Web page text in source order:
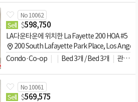
No 10062
Sell $598,750
LA다운타운에 위치한 La Fayette 200 HOA #5
200 South Lafayette Park Place, Los
Condo·Co-op
Bed 3개 / Bed 3개 관리비문의
No 10061
Sell $569,575